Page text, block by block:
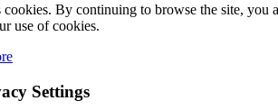
cookies. By continuing to browse the site, you
use of cookies.
Settings